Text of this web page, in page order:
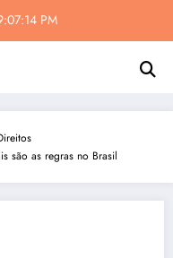
PM
são as regras no Brasil